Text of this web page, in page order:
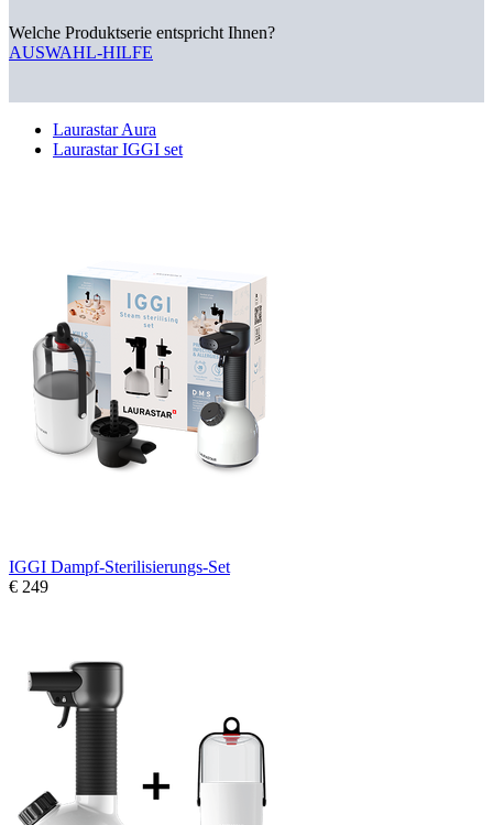
Welche Produktserie entspricht Ihnen?
AUSWAHL-HILFE
Laurastar Aura
Laurastar IGGI set
IGGI Dampf-Sterilisierungs-Set
€ 249